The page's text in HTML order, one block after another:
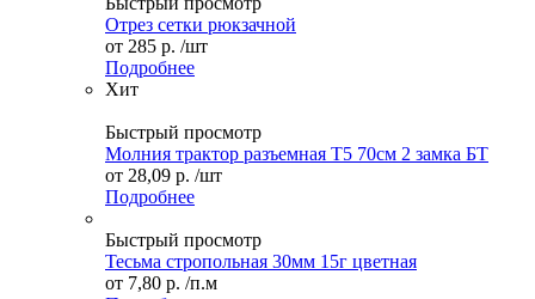
Отрез сетки рюкзачной
от 285 р. /шт
Подробнее
Хит
Быстрый просмотр
Молния трактор разъемная Т5 70см 2 замка БТ
от 28,09 р. /шт
Подробнее
Быстрый просмотр
Тесьма стропольная 30мм 15г цветная
от 7,80 р. /п.м